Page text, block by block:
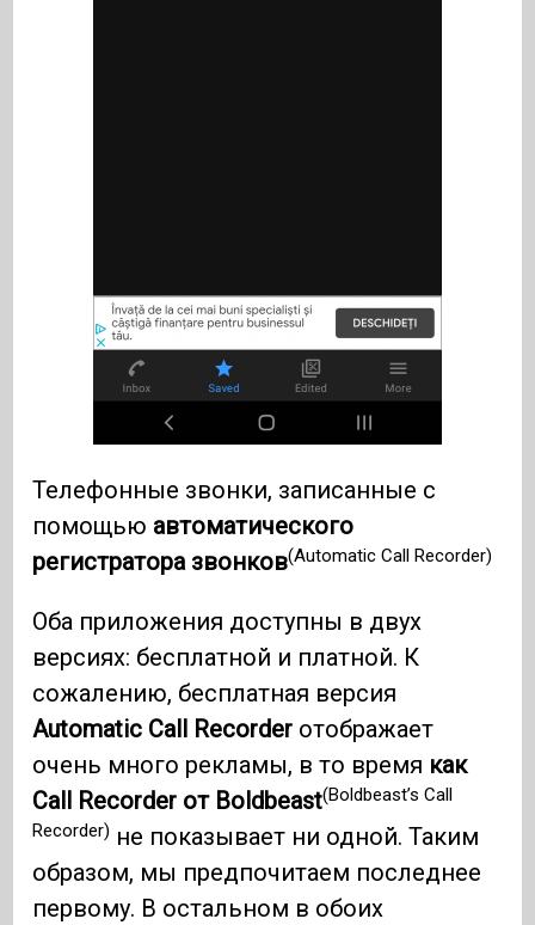
Телефонные звонки, записанные с
помощью автоматического
регистратора звонков(Automatic Call Recorder)
Оба приложения доступны в двух
версиях: бесплатной и платной. К
сожалению, бесплатная версия
Automatic Call Recorder отображает
очень много рекламы, в то время как
Call Recorder от Boldbeast(Boldbeast’s Call
Recorder) не показывает ни одной. Таким
образом, мы предпочитаем последнее
первому. В остальном в обоих